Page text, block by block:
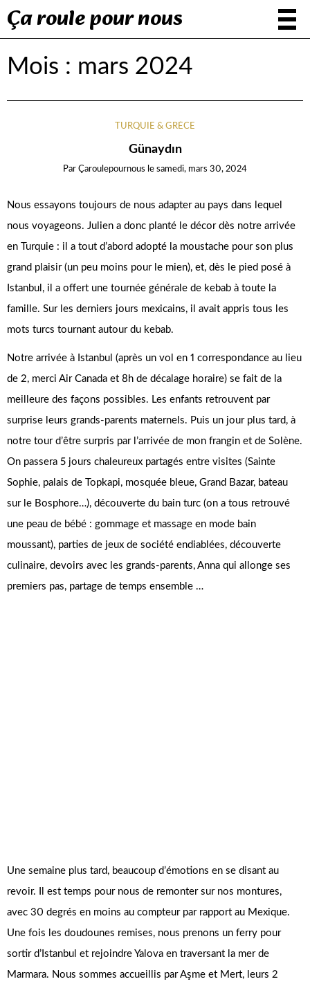
Ça roule pour nous
Mois : mars 2024
TURQUIE & GRÈCE
Günaydın
Par Çaroulepournous le samedi, mars 30, 2024
Nous essayons toujours de nous adapter au pays dans lequel
nous voyageons. Julien a donc planté le décor dès notre arrivée
en Turquie : il a tout d’abord adopté la moustache pour son plus
grand plaisir (un peu moins pour le mien), et, dès le pied posé à
Istanbul, il a offert une tournée générale de kebab à toute la
famille. Sur les derniers jours mexicains, il avait appris tous les
mots turcs tournant autour du kebab.
Notre arrivée à Istanbul (après un vol en 1 correspondance au lieu
de 2, merci Air Canada et 8h de décalage horaire) se fait de la
meilleure des façons possibles. Les enfants retrouvent par
surprise leurs grands-parents maternels. Puis un jour plus tard, à
notre tour d’être surpris par l’arrivée de mon frangin et de Solène.
On passera 5 jours chaleureux partagés entre visites (Sainte
Sophie, palais de Topkapi, mosquée bleue, Grand Bazar, bateau
sur le Bosphore…), découverte du bain turc (on a tous retrouvé
une peau de bébé : gommage et massage en mode bain
moussant), parties de jeux de société endiablées, découverte
culinaire, devoirs avec les grands-parents, Anna qui allonge ses
premiers pas, partage de temps ensemble …
Une semaine plus tard, beaucoup d’émotions en se disant au
revoir. Il est temps pour nous de remonter sur nos montures,
avec 30 degrés en moins au compteur par rapport au Mexique.
Une fois les doudounes remises, nous prenons un ferry pour
sortir d’Istanbul et rejoindre Yalova en traversant la mer de
Marmara. Nous sommes accueillis par Aşme et Mert, leurs 2